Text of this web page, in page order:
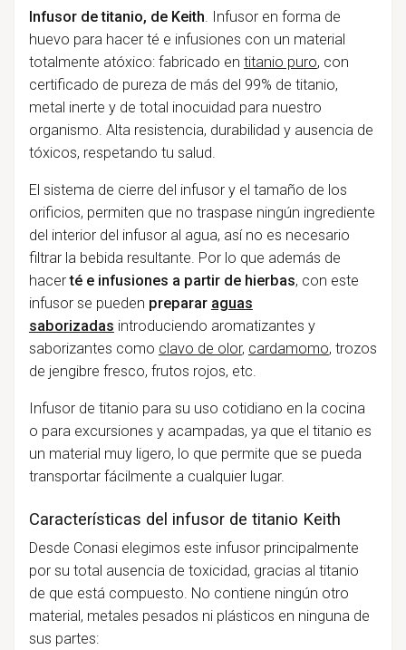
Infusor de titanio, de Keith. Infusor en forma de
huevo para hacer té e infusiones con un material
totalmente atóxico: fabricado en titanio puro, con
certificado de pureza de más del 99% de titanio,
metal inerte y de total inocuidad para nuestro
organismo. Alta resistencia, durabilidad y ausencia de
tóxicos, respetando tu salud.
El sistema de cierre del infusor y el tamaño de los
orificios, permiten que no traspase ningún ingrediente
del interior del infusor al agua, así no es necesario
filtrar la bebida resultante. Por lo que además de
hacerté e infusiones a partir de hierbas, con este
infusor se pueden preparar aguas
saborizadas introduciendo aromatizantes y
saborizantes como clavo de olor, cardamomo, trozos
de jengibre fresco, frutos rojos, etc.
Infusor de titanio para su uso cotidiano en la cocina
o para excursiones y acampadas, ya que el titanio es
un material muy ligero, lo que permite que se pueda
transportar fácilmente a cualquier lugar.
Características del infusor de titanio Keith
Desde Conasi elegimos este infusor principalmente
por su total ausencia de toxicidad, gracias al titanio
de que está compuesto. No contiene ningún otro
material, metales pesados ni plásticos en ninguna de
sus partes: